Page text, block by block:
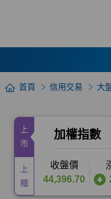
首頁 信用交易 大